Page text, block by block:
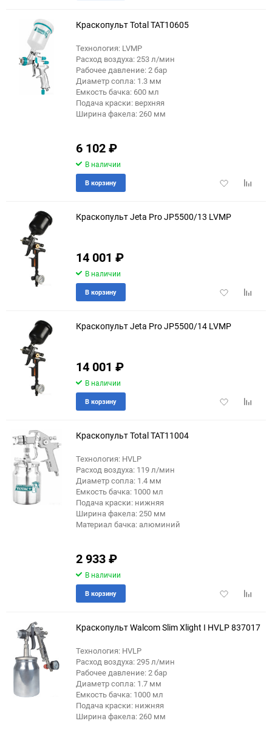
Краскопульт Total TAT10605
Технология: LVMP
Расход воздуха: 253 л/мин
Рабочее давление: 2 бар
Диаметр сопла: 1.3 мм
Емкость бачка: 600 мл
Подача краски: верхняя
Ширина факела: 260 мм
6 102₽
В наличии
Добавить
В корзину
Краскопульт Jeta Pro JP5500/13 LVMP
14 001 ₽
В наличии
Добавить
В корзину
Краскопульт Jeta Pro JP5500/14 LVMP
14 001 ₽
В наличии
Добавить
В корзину
Краскопульт Total TAT11004
Технология: HVLP
Расход воздуха: 119 л/мин
Диаметр сопла: 1.4 мм
Емкость бачка: 1000 мл
Подача краски: нижняя
Ширина факела: 250 мм
Материал бачка: алюминий
2 933₽
В наличии
Добавить
В корзину
Краскопульт Walcom Slim Xlight I HVLP 837017
Технология: HVLP
Расход воздуха: 295 л/мин
Рабочее давление: 2 бар
Диаметр сопла: 1.7 мм
Емкость бачка: 1000 мл
Подача краски: нижняя
Ширина факела: 260 мм